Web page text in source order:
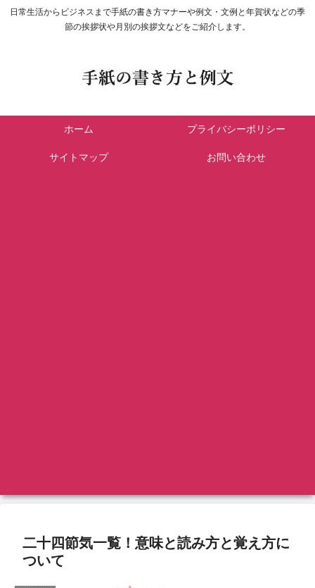
日常生活からビジネスまで手紙の書き方マナーや例文・文例と年賀状などの季
節の挨拶状や月別の挨拶文などをご紹介します。
ホーム プライバシーポリシー
サイトマップ お問い合わせ
二十四節気一覧！意味と読み方と覚え方に
ついて